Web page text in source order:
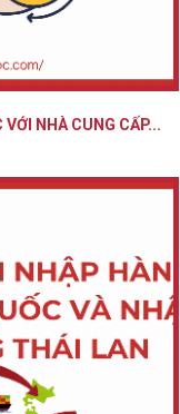
NHÀ CUNG CẤP...